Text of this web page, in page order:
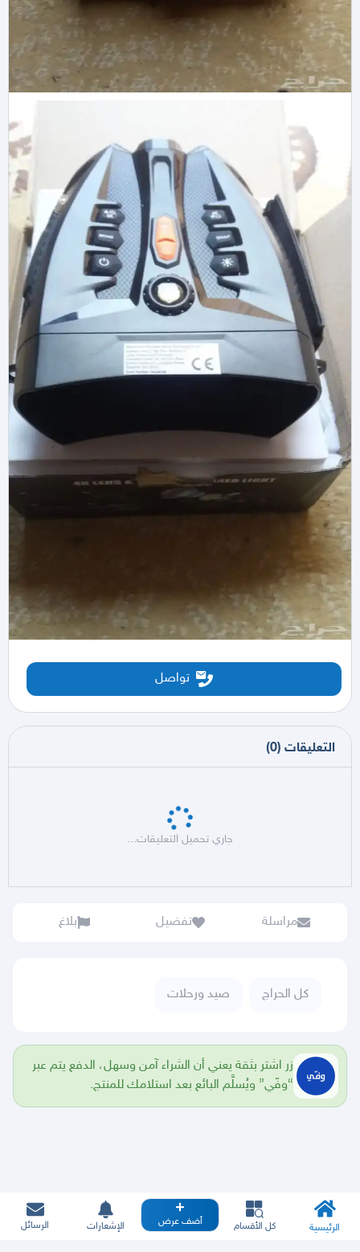
تواصل
التعليقات (
0
)
جاري تحميل التعليقات...
مراسلة تفضيل بلاغ
كل الحراج صيد ورحلات
زر اشتر بثقة يعني أن الشراء آمن وسهل، الدفع يتم عبر
“وفّي” ويُسلَّم البائع بعد استلامك للمنتج.
الرئيسية كل الأقسام أضف عرض الإشعارات الرسائل